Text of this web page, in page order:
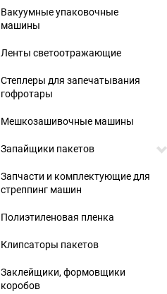
Вакуумные упаковочные
машины
Ленты светоотражающие
Степлеры для запечатывания
гофротары
Мешкозашивочные машины
Запайщики пакетов
Запчасти и комплектующие для
стреппинг машин
Полиэтиленовая пленка
Клипсаторы пакетов
Заклейщики, формовщики
коробов